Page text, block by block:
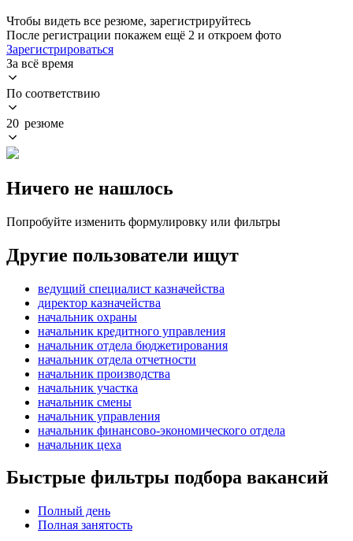
Чтобы видеть все резюме, зарегистрируйтесь
После регистрации покажем ещё 2 и откроем фото
Зарегистрироваться
За всё время
По соответствию
20 резюме
Ничего не нашлось
Попробуйте изменить формулировку или фильтры
Другие пользователи ищут
ведущий специалист казначейства
директор казначейства
начальник охраны
начальник кредитного управления
начальник отдела бюджетирования
начальник отдела отчетности
начальник производства
начальник участка
начальник смены
начальник управления
начальник финансово-экономического отдела
начальник цеха
Быстрые фильтры подбора вакансий
Полный день
Полная занятость